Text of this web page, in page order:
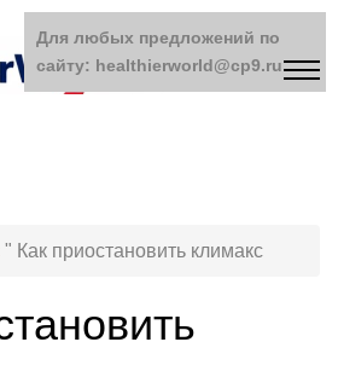
" Как приостановить климакс
Для любых предложений по
сайту: healthierworld@cp9.ru